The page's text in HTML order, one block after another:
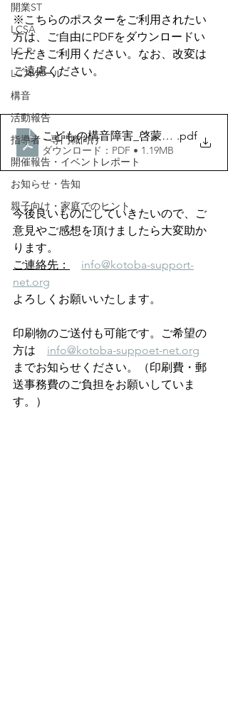
開業ST
LCSA
LC-R
LCスケール
構音
活動報告
指導者・専門職向け
開催報告・イベントレポート
お知らせ・告知
親子向け・家庭でのヒント
※こちらのポスターをご利用されたい
方は、ご自由にPDFをダウンロードい
ただきご利用ください。なお、改変は
ご遠慮ください。
こどもの構音障害_啓蒙ポスター
.pdf
ダウンロード：PDF • 1.19MB
今後良いものにしていきたいので、ご
意見やご感想を頂けましたら大変助か
ります。
ご連絡先：
info@kotoba-support-
net.org
よろしくお願いいたします。
印刷物のご送付も可能です。ご希望の
方は info@kotoba-suppoet-net.org
までお知らせください。（印刷費・郵
送事務費のご負担をお願いしていま
す。）